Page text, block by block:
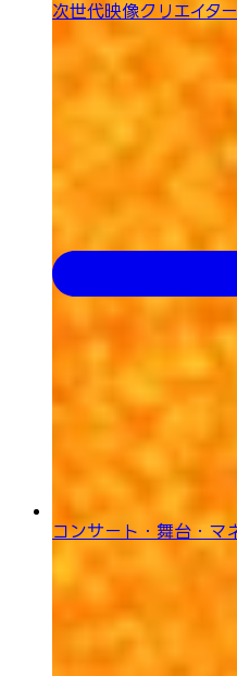
次世代映像クリエイタ
コンサート・舞台・ マ